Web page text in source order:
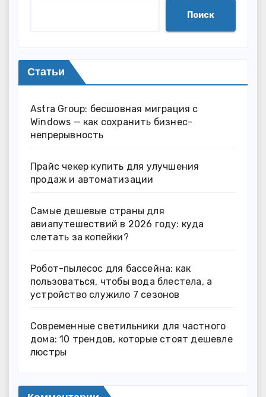
Поиск
Статьи
Astra Group: бесшовная миграция с
Windows — как сохранить бизнес-
непрерывность
Прайс чекер купить для улучшения
продаж и автоматизации
Самые дешевые страны для
авиапутешествий в 2026 году: куда
слетать за копейки?
Робот-пылесос для бассейна: как
пользоваться, чтобы вода блестела, а
устройство служило 7 сезонов
Современные светильники для частного
дома: 10 трендов, которые стоят дешевле
люстры